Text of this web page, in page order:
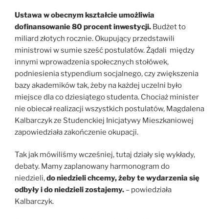
Ustawa w obecnym kształcie umożliwia
dofinansowanie 80 procent inwestycji. Budżet to
miliard złotych rocznie. Okupujący przedstawili
ministrowi w sumie sześć postulatów. Żądali między
innymi wprowadzenia społecznych stołówek,
podniesienia stypendium socjalnego, czy zwiększenia
bazy akademików tak, żeby na każdej uczelni było
miejsce dla co dziesiątego studenta. Chociaż minister
nie obiecał realizacji wszystkich postulatów, Magdalena
Kalbarczyk ze Studenckiej Inicjatywy Mieszkaniowej
zapowiedziała zakończenie okupacji.
Tak jak mówiliśmy wcześniej, tutaj działy się wykłady,
debaty. Mamy zaplanowany harmonogram do
niedzieli,do niedzieli chcemy, żeby te wydarzenia się
odbyły i do niedzieli zostajemy. – powiedziała
Kalbarczyk.